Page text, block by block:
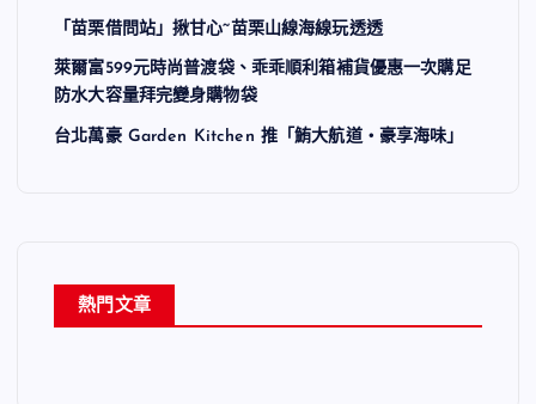
「苗栗借問站」揪甘心~苗栗山線海線玩透透
萊爾富599元時尚普渡袋、乖乖順利箱補貨優惠一次購足
防水大容量拜完變身購物袋
台北萬豪 Garden Kitchen 推「鮪大航道・豪享海味」
熱門文章